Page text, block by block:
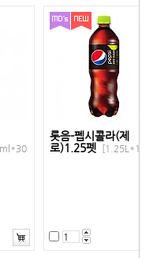
롯음-펩시콜라(제
로)1.25펫
[1.25L*12펫]